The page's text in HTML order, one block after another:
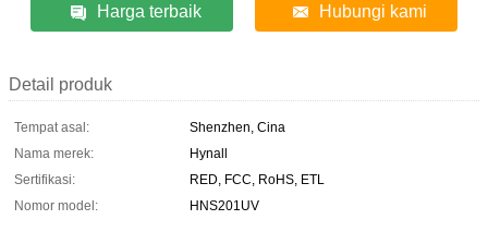
Harga terbaik Hubungi kami
Detail produk
Tempat asal:
Shenzhen, Cina
Nama merek:
Hynall
Sertifikasi:
RED, FCC, RoHS, ETL
Nomor model:
HNS201UV